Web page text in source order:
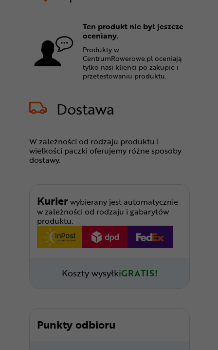
Ten produkt nie był jeszcze
oceniany.
Produkty w
CentrumRowerowe.pl oceniają
tylko nasi klienci po zakupie i
przetestowaniu produktu.
Dostawa
W zależności od rodzaju produktu i
wielkości paczki oferujemy różne sposoby
dostawy.
Kurierwybierany jest automatycznie
w zależności od rodzaju i gabarytów
produktu.
Koszty wysyłkiGRATIS!
Punkty odbioru